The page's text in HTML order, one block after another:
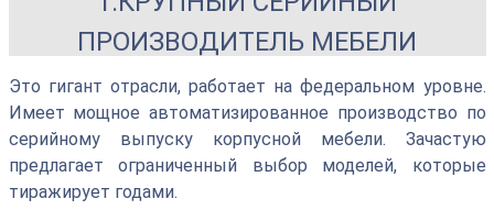
ПРОИЗВОДИТЕЛЬ МЕБЕЛИ
Это гигант отрасли, работает на федеральном уровне.
Имеет мощное автоматизированное производство по
серийному выпуску корпусной мебели. Зачастую
предлагает ограниченный выбор моделей, которые
тиражирует годами.